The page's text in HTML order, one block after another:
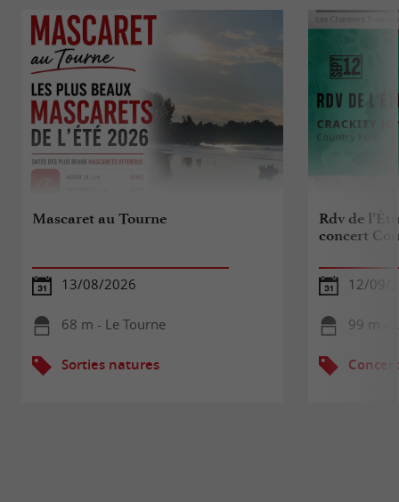
Mascaret au Tourne
13/08/2026
68 m - Le Tourne
Sorties natures
Rdv de
concert
12/09/
99 m -